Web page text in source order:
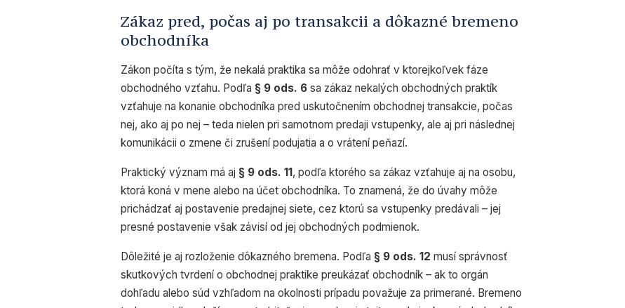
Zákaz pred, počas aj po transakcii a dôkazné bremeno
obchodníka
Zákon počíta s tým, že nekalá praktika sa môže odohrať v ktorejkoľvek fáze
obchodného vzťahu. Podľa § 9 ods. 6 sa zákaz nekalých obchodných praktík
vzťahuje na konanie obchodníka pred uskutočnením obchodnej transakcie, počas
nej, ako aj po nej – teda nielen pri samotnom predaji vstupenky, ale aj pri následnej
komunikácii o zmene či zrušení podujatia a o vrátení peňazí.
Praktický význam má aj § 9 ods. 11 , podľa ktorého sa zákaz vzťahuje aj na osobu,
ktorá koná v mene alebo na účet obchodníka. To znamená, že do úvahy môže
prichádzať aj postavenie predajnej siete, cez ktorú sa vstupenky predávali – jej
presné postavenie však závisí od jej obchodných podmienok.
Dôležité je aj rozloženie dôkazného bremena. Podľa § 9 ods. 12 musí správnosť
skutkových tvrdení o obchodnej praktike preukázať obchodník – ak to orgán
dohľadu alebo súd vzhľadom na okolnosti prípadu považuje za primerané. Bremeno